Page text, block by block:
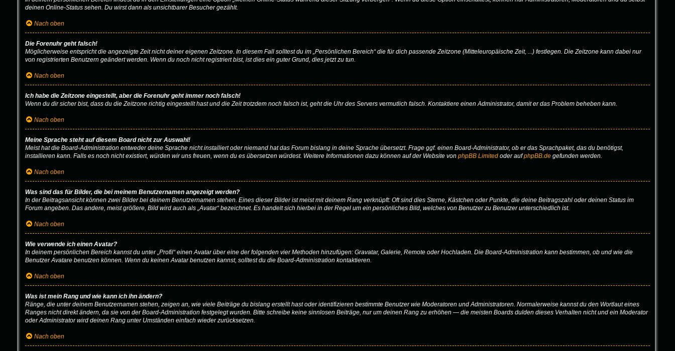
deinen Online-Status sehen. Du wirst dann als unsichtbarer Besucher gezählt.
Nach oben
Die Forenuhr geht falsch!
Möglicherweise entspricht die angezeigte Zeit nicht deiner eigenen Zeitzone. In diesem Fall solltest du im „Persönlichen Bereich“ die für dich passende Zeitzone (Mitteleuropäische Zeit, ...) festlegen. Die Zeitzone kann dabei nur
von registrierten Benutzern geändert werden. Wenn du noch nicht registriert bist, ist dies ein guter Grund, dies jetzt zu tun.
Nach oben
Ich habe die Zeitzone eingestellt, aber die Forenuhr geht immer noch falsch!
Wenn du dir sicher bist, dass du die Zeitzone richtig eingestellt hast und die Zeit trotzdem noch falsch ist, geht die Uhr des Servers vermutlich falsch. Kontaktiere einen Administrator, damit er das Problem beheben kann.
Nach oben
Meine Sprache steht auf diesem Board nicht zur Auswahl!
Meist hat die Board-Administration entweder deine Sprache nicht installiert oder niemand hat das Forum bislang in deine Sprache übersetzt. Frage ggf. einen Board-Administrator, ob er das Sprachpaket, das du benötigst,
installieren kann. Falls es noch nicht existiert, würden wir uns freuen, wenn du es übersetzen würdest. Weitere Informationen dazu können auf der Website von phpBB Limitedoder aufphpBB.degefunden werden.
Nach oben
Was sind das für Bilder, die bei meinem Benutzernamen angezeigt werden?
In der Beitragsansicht können zwei Bilder bei deinem Benutzernamen stehen. Eines dieser Bilder ist meist mit deinem Rang verknüpft: Oft sind dies Sterne, Kästchen oder Punkte, die deine Beitragszahl oder deinen Status im
Forum angeben. Das andere, meist größere, Bild wird auch als „Avatar“ bezeichnet. Es handelt sich hierbei in der Regel um ein persönliches Bild, welches von Benutzer zu Benutzer unterschiedlich ist.
Nach oben
Wie verwende ich einen Avatar?
In deinem persönlichen Bereich kannst du unter „Profil“ einen Avatar über eine der folgenden vier Methoden hinzufügen: Gravatar, Galerie, Remote oder Hochladen. Die Board-Administration kann bestimmen, ob und wie die
Benutzer Avatare benutzen können. Wenn du keinen Avatar benutzen kannst, solltest du die Board-Administration kontaktieren.
Nach oben
Was ist mein Rang und wie kann ich ihn ändern?
Ränge, die unter deinem Benutzernamen stehen, zeigen an, wie viele Beiträge du bislang erstellt hast oder identifizieren bestimmte Benutzer wie Moderatoren und Administratoren. Normalerweise kannst du den Wortlaut eines
Ranges nicht direkt ändern, da sie von der Board-Administration festgelegt wurden. Bitte schreibe keine sinnlosen Beiträge, nur um deinen Rang zu erhöhen — die meisten Boards dulden dieses Verhalten nicht und ein Moderator
oder Administrator wird deinen Rang unter Umständen einfach wieder zurücksetzen.
Nach oben